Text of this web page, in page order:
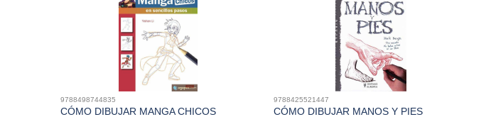
9788498744835
CÓMO DIBUJAR MANGA CHICOS
9788425521447
CÓMO DIBUJAR MANOS Y PIES